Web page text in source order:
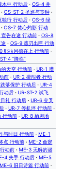
木中 行动后 · OS-4 并
· OS-ST-2 圣巡与丧钟 ·
独行 行动后 · OS-6 绿
· OS-7 焚心灼影 行动
告在途 行动前 · OS-8
· OS-9 凛刃出匣 行动
耶拉冈德在上 行动前 ·
4 “降临”
的天空 行动前 · UR-1 嘈
前 · UR-2 擅闯者 行动
落保护 行动后 · UR-4
动后 · UR-ST-2 试飞
礼 行动后 · UR-6 交叉
· UR-7 停机坪 行动前 ·
行动前 · UR-8 栖脚地
与时日 行动前 · ME-1
点 行动前 · ME-2 命定
动前 · ME-3 无解的谜
4 失手 行动后 · ME-5
ME-6 旧日诗篇 行动前 ·